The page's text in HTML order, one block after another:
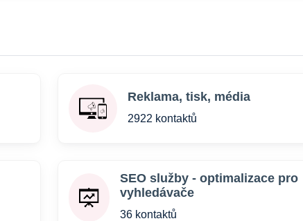
Reklama, tisk, média
2922 kontaktů
SEO služby - optimalizace pro
vyhledávače
36 kontaktů